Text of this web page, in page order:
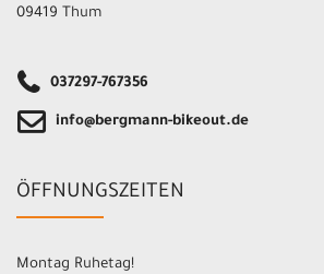
09419 Thum
037297-767356
info@bergmann-bikeout.de
ÖFFNUNGSZEITEN
Montag Ruhetag!